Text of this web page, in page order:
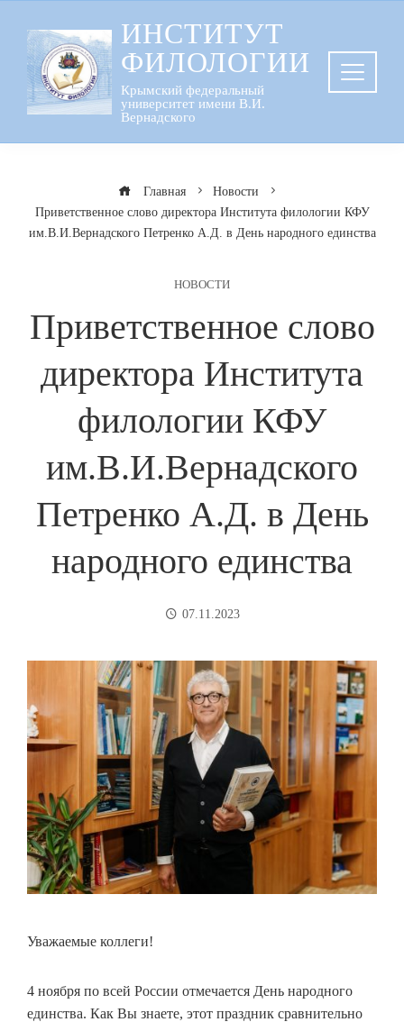
содержанию
ИНСТИТУТ
ФИЛОЛОГИИ
Крымский федеральный
университет имени В.И.
Вернадского
Главная
Новости
Приветственное слово директора Института филологии КФУ
им.В.И.Вернадского Петренко А.Д. в День народного единства
НОВОСТИ
Приветственное слово
директора Института
филологии КФУ
им.В.И.Вернадского
Петренко А.Д. в День
народного единства
07.11.2023
Уважаемые коллеги!
4 ноября по всей России отмечается День народного
единства. Как Вы знаете, этот праздник сравнительно